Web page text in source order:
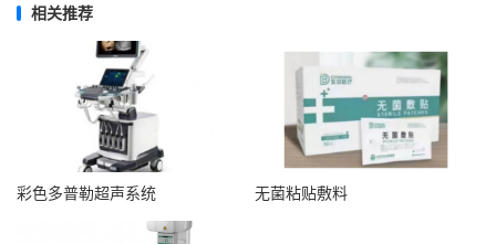
相关推荐
彩色多普勒超声系统 无菌粘贴敷料